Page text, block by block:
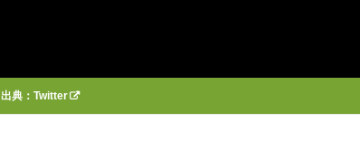
出典：Twitter